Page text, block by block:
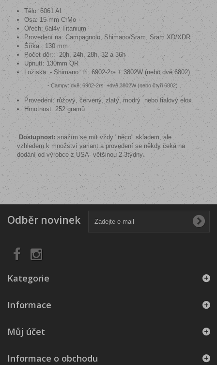
Tělo: 6061 Al
Osa: 15 mm CrMo
Ořech: 6al4v Titanium
Provedení na: Campagnolo, Shimano/Sram, Sram XD/XDR
Šířka : 130 mm
Počet děr:: 20h, 24h, 28h, 32 a 36h
Upnutí: 130mm QR
Ložiska: - Shimano: tři: 6902-2rs + 3802W (nebo dvě 6802)
- Campy: dvě: 6902-2rs +dvě 3802W (nebo čtyři 6802)
Provedení: růžový, červený, zlatý, modrý nebo fialový elox
Hmotnost: 252 gramů
Dostupnost: snažím se mít vždy "něco" skladem, ale
vzhledem k množství variant a provedení se někdy čeká na
dodání od výrobce z USA- většinou 2-3týdny.
Odběr novinek
Kategorie
Informace
Můj účet
Informace o obchodu